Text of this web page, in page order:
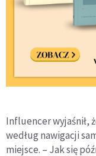
Influencer wyjaśnił,
według nawigacji
miejsce. – Jak się